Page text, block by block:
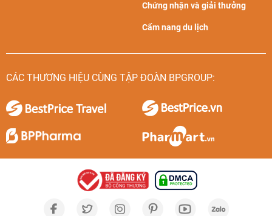
Chứng nhận và giải thưởng
Cẩm nang du lịch
CÁC THƯƠNG HIỆU CÙNG TẬP ĐOÀN BPGROUP: